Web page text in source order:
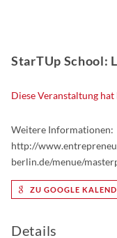
StarTUp School:
Diese Veranstaltung
Weitere Informationen:
http://
berlin.de/menue/
ZU GOOGLE
Details